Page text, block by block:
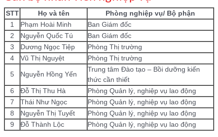
STT Họ và tên
Phòng nghiệp vụ/ Bộ phận
1
Phạm Hoài Minh
Ban Giám đốc
2
Nguyễn Quốc Tú
Ban Giám đốc
3
Dương Ngọc Tiệp
Phòng Thị trường
4
Vũ Thị Nguyệt Phòng Thị trường
5 Nguyễn Hồng Yến
Trung tâm Đào tạo – Bồi dưỡng kiến
thức cần thiết
6
Đỗ Thị Thu Hà
Phòng Quản lý, nghiệp vụ lao động
7
Thái Như Ngọc
Phòng Quản lý, nghiệp vụ lao động
8
Nguyễn Thị Tuyết
Phòng Quản lý, nghiệp vụ lao động
9
Đỗ Thành Lộc Phòng Quản lý, nghiệp vụ lao động